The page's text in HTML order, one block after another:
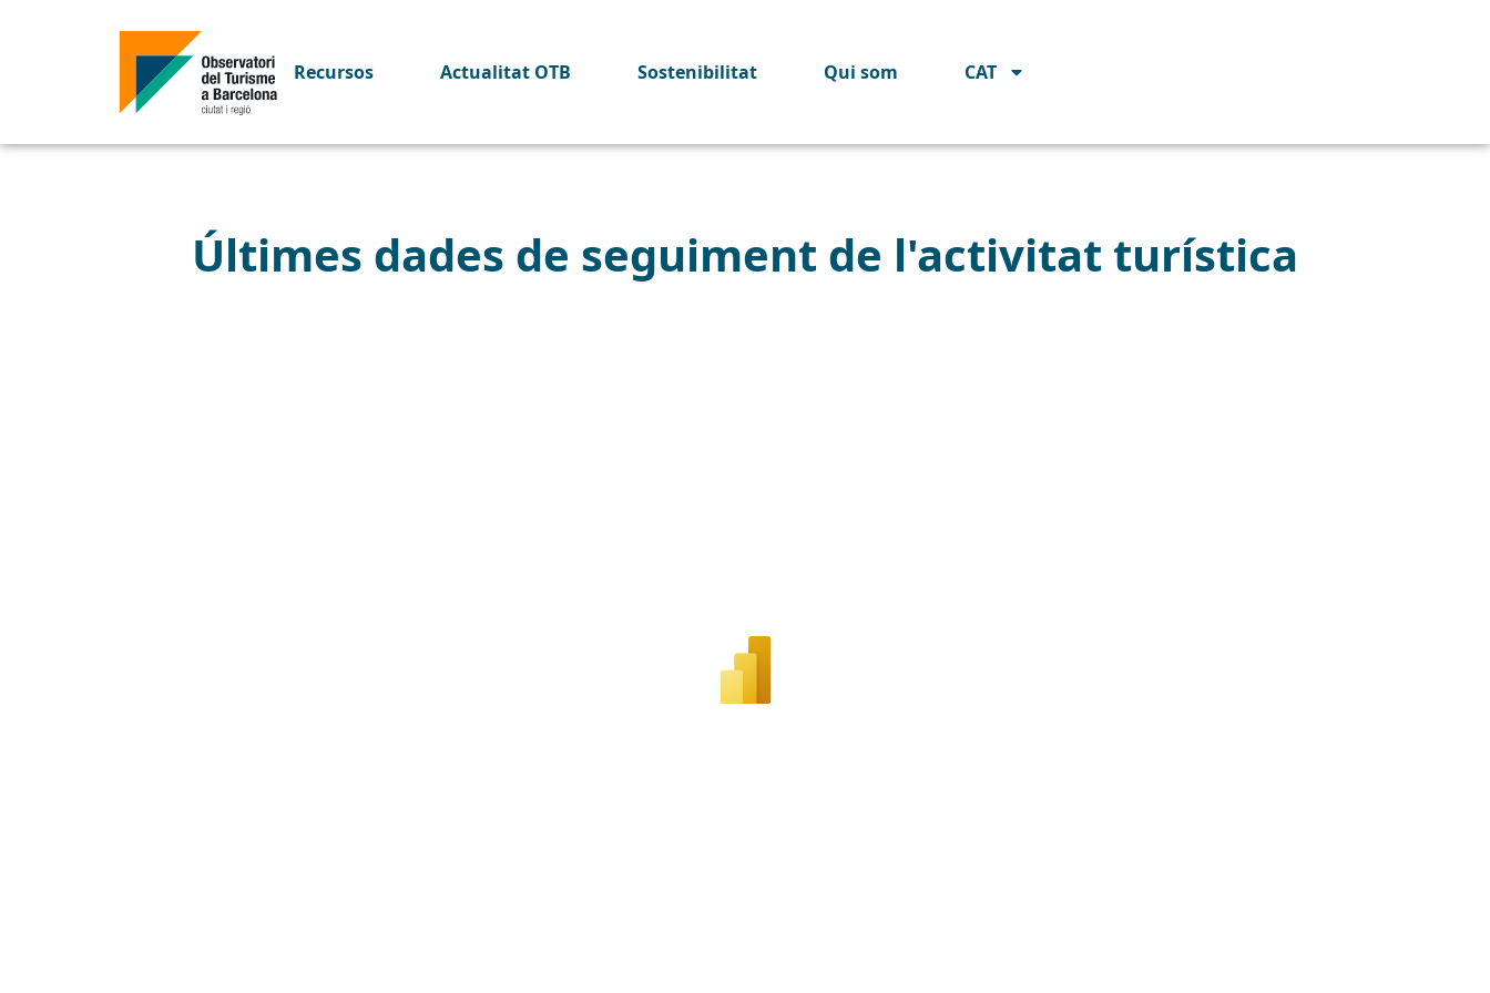
Recursos Actualitat OTB Sostenibilitat Qui som CAT
Últimes dades de seguiment de l'activitat turística